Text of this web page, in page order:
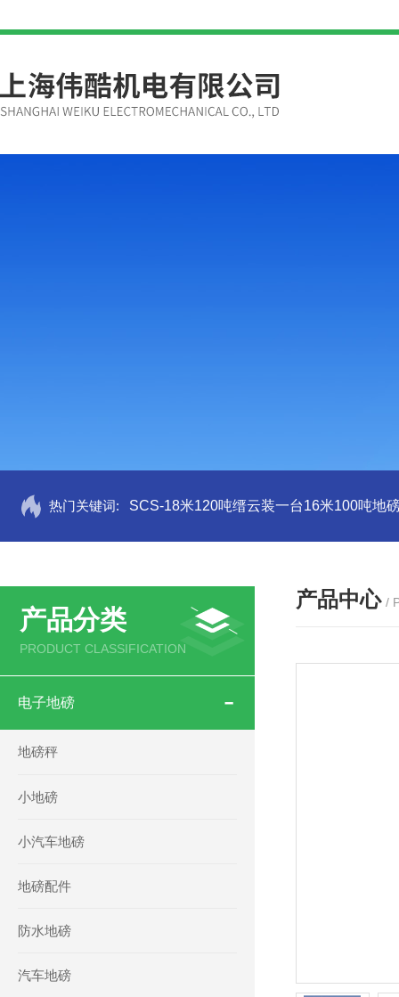
热门关键词: SCS-18米120吨缙云装一台16米100吨地
产品分类
PRODUCT CLASSIFICATION
电子地磅
地磅秤
小地磅
小汽车地磅
地磅配件
防水地磅
汽车地磅
产品中心 /